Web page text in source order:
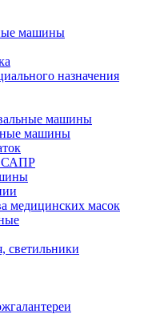
машины
назначения
машины
машины
САПР
медицинских масок
светильники